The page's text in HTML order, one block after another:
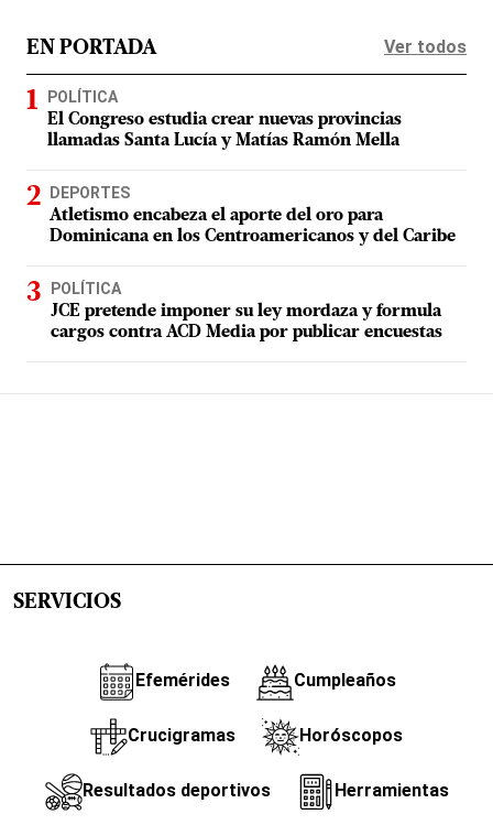
EN PORTADA Ver todos
POLÍTICA
El Congreso estudia crear nuevas provincias
llamadas Santa Lucía y Matías Ramón Mella
DEPORTES
Atletismo encabeza el aporte del oro para
Dominicana en los Centroamericanos y del Caribe
POLÍTICA
JCE pretende imponer su ley mordaza y formula
cargos contra ACD Media por publicar encuestas
SERVICIOS
Efemérides Cumpleaños
Crucigramas Horóscopos
Resultados deportivos Herramientas